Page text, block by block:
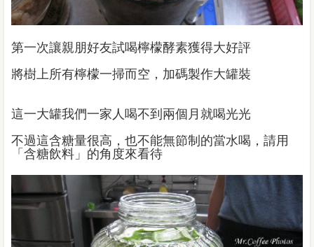
第一次讓親朋好友試喝檸檬酵素獲得大好評
將樹上所有檸檬一掃而空，加碼製作大罐裝
這一大罐我們一家人喝不到兩個月就喝光光
不過這含糖量很高，也不能無節制的當水喝，請用
「含糖飲料」的角度來看待